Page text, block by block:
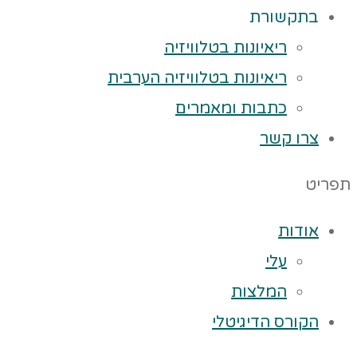
בתקשורת
ריאיונות בטלוויזיה
ריאיונות בטלוויזיה הערבית
כתבות ומאמרים
צרו קשר
תפריט
אודות
עלי
המלצות
הקורס הדיגיטלי